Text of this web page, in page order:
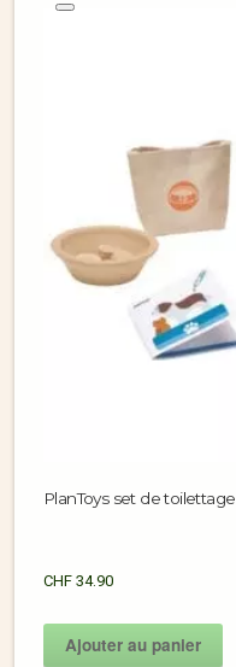
PlanToys set de toilettage
CHF 34.90
Ajouter au panier